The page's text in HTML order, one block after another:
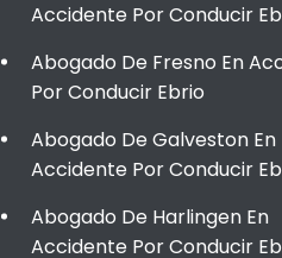
Accidente Por Conducir
Abogado De Fresno En
Por Conducir Ebrio
Abogado De Galveston En
Accidente Por Conducir
Abogado De Harlingen En
Accidente Por Conducir